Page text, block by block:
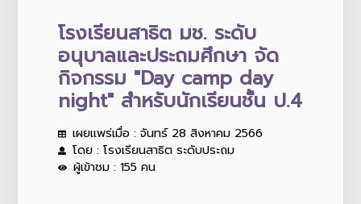
โรงเรียนสาธิต มช. ระดับ
อนุบาลและประถมศึกษา จัด
กิจกรรม "Day camp day
night" สำหรับนักเรียนชั้น ป.4
เผยแพร่เมื่อ : จันทร์ 28 สิงหาคม 2566
โดย : โรงเรียนสาธิต ระดับประถม
ผู้เข้าชม : 155 คน